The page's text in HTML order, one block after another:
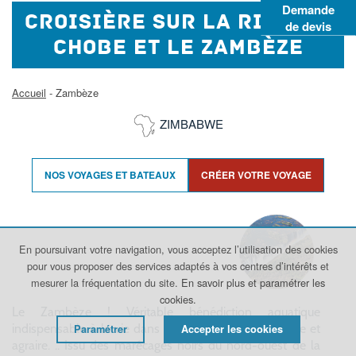
CROISIÈRE SUR LA RIVIÈRE
CHOBE ET LE ZAMBÈZE
Accueil - Zambèze
ZIMBABWE
NOS VOYAGES ET BATEAUX CRÉER VOTRE VOYAGE
Le Zambèze ! Véritable bénédiction aquatique
indispensable à la vie dans cette région à la fois aride et
agraire. .. Issu des marécages noirs du nord-ouest de la
Demande
de devis
En poursuivant votre navigation, vous acceptez l’utilisation des cookies
pour vous proposer des services adaptés à vos centres d’intérêts et
mesurer la fréquentation du site. En savoir plus et paramétrer les
cookies.
Paramétrer Accepter les cookies